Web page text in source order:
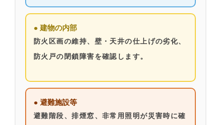
● 建物の内部
防火区画の維持、壁・天井の仕上げの劣化、
防火戸の閉鎖障害を確認します。
● 避難施設等
避難階段、排煙窓、非常用照明が災害時に確